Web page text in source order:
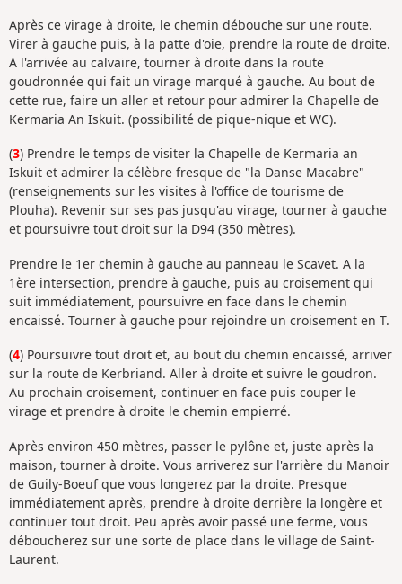
Après ce virage à droite, le chemin débouche sur une route.
Virer à gauche puis, à la patte d'oie, prendre la route de droite.
A l'arrivée au calvaire, tourner à droite dans la route
goudronnée qui fait un virage marqué à gauche. Au bout de
cette rue, faire un aller et retour pour admirer la Chapelle de
Kermaria An Iskuit. (possibilité de pique-nique et WC).
(3) Prendre le temps de visiter la Chapelle de Kermaria an
Iskuit et admirer la célèbre fresque de "la Danse Macabre"
(renseignements sur les visites à l'office de tourisme de
Plouha). Revenir sur ses pas jusqu'au virage, tourner à gauche
et poursuivre tout droit sur la D94 (350 mètres).
Prendre le 1er chemin à gauche au panneau le Scavet. A la
1ère intersection, prendre à gauche, puis au croisement qui
suit immédiatement, poursuivre en face dans le chemin
encaissé. Tourner à gauche pour rejoindre un croisement en T.
(4) Poursuivre tout droit et, au bout du chemin encaissé, arriver
sur la route de Kerbriand. Aller à droite et suivre le goudron.
Au prochain croisement, continuer en face puis couper le
virage et prendre à droite le chemin empierré.
Après environ 450 mètres, passer le pylône et, juste après la
maison, tourner à droite. Vous arriverez sur l'arrière du Manoir
de Guily-Boeuf que vous longerez par la droite. Presque
immédiatement après, prendre à droite derrière la longère et
continuer tout droit. Peu après avoir passé une ferme, vous
déboucherez sur une sorte de place dans le village de Saint-
Laurent.